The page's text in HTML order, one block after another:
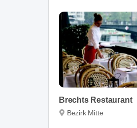
Brechts Restaurant
Bezirk Mitte